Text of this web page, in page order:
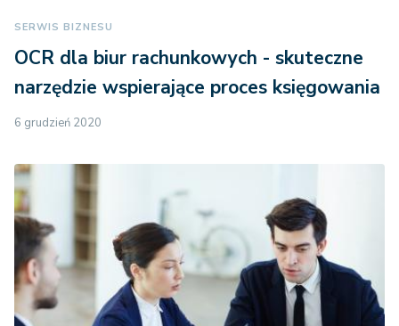
SERWIS BIZNESU
OCR dla biur rachunkowych - skuteczne
narzędzie wspierające proces księgowania
6 grudzień 2020